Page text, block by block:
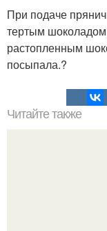
При подаче
тертым
растопленным
посыпала.?
Читайте также